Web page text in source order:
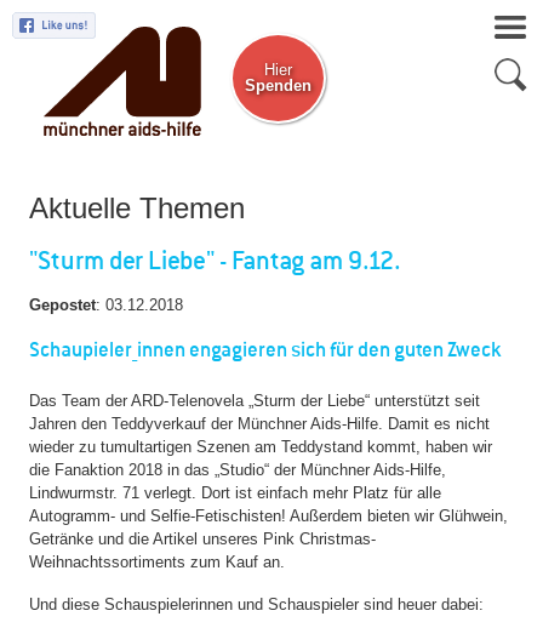
Hier
Spenden
Aktuelle Themen
"Sturm der Liebe" - Fantag am 9.12.
Gepostet: 03.12.2018
Schaupieler_innen engagieren sich für den guten Zweck
Das Team der ARD-Telenovela „Sturm der Liebe“ unterstützt seit
Jahren den Teddyverkauf der Münchner Aids-Hilfe. Damit es nicht
wieder zu tumultartigen Szenen am Teddystand kommt, haben wir
die Fanaktion 2018 in das „Studio“ der Münchner Aids-Hilfe,
Lindwurmstr. 71 verlegt. Dort ist einfach mehr Platz für alle
Autogramm- und Selfie-Fetischisten! Außerdem bieten wir Glühwein,
Getränke und die Artikel unseres Pink Christmas-
Weihnachtssortiments zum Kauf an.
Und diese Schauspielerinnen und Schauspieler sind heuer dabei: